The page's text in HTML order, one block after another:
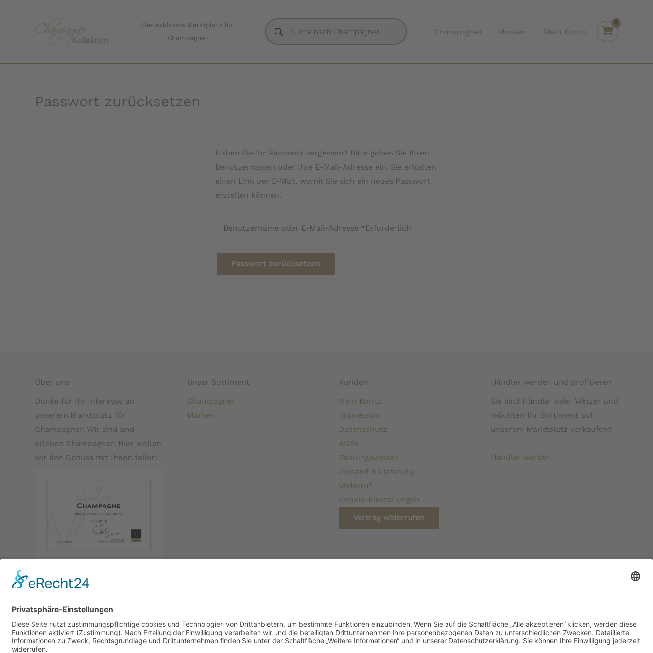
Der exklusive Marktplatz für
Champagner
Products
search
Champagner Marken Mein Konto
Passwort zurücksetzen
Haben Sie Ihr Passwort vergessen? Bitte geben Sie Ihren
Benutzernamen oder Ihre E-Mail-Adresse ein. Sie erhalten
einen Link per E-Mail, womit Sie sich ein neues Passwort
erstellen können.
Passwort zurücksetzen
Über uns
Danke für Ihr Interesse an
unserem Marktplatz für
Champagner. Wir sind und
erleben Champagner. Hier wollen
wir den Genuss mit Ihnen teilen!
Unser Sortiment
Champagner
Marken
Kunden
Mein Konto
Impressum
Datenschutz
AGBs
Zahlungsweisen
Versand & Lieferung
Widerruf
Cookie-Einstellungen
Vertrag widerrufen
Händler werden und profitieren
Sie sind Händler oder Winzer und
möchten Ihr Sortiment auf
unserem Marktplatz verkaufen?
Händler werden